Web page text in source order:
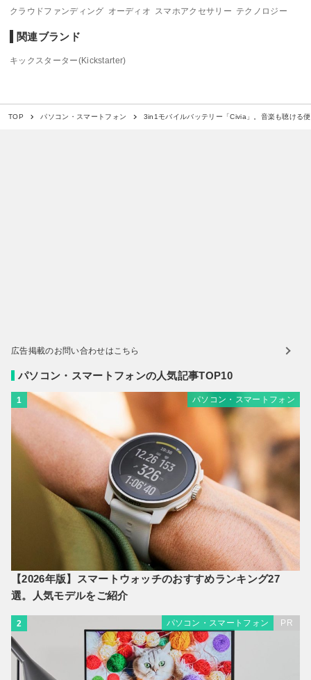
クラウドファンディング オーディオ スマホアクセサリー テクノロジー
関連ブランド
キックスターター(Kickstarter)
TOP パソコン・スマートフォン 3in1モバイルバッテリー「Civia」。音楽も聴ける
広告掲載のお問い合わせはこちら
パソコン・スマートフォンの人気記事TOP10
1 パソコン・スマートフォン
【2026年版】スマートウォッチのおすすめランキング27
選。人気モデルをご紹介
2 パソコン・スマートフォン PR